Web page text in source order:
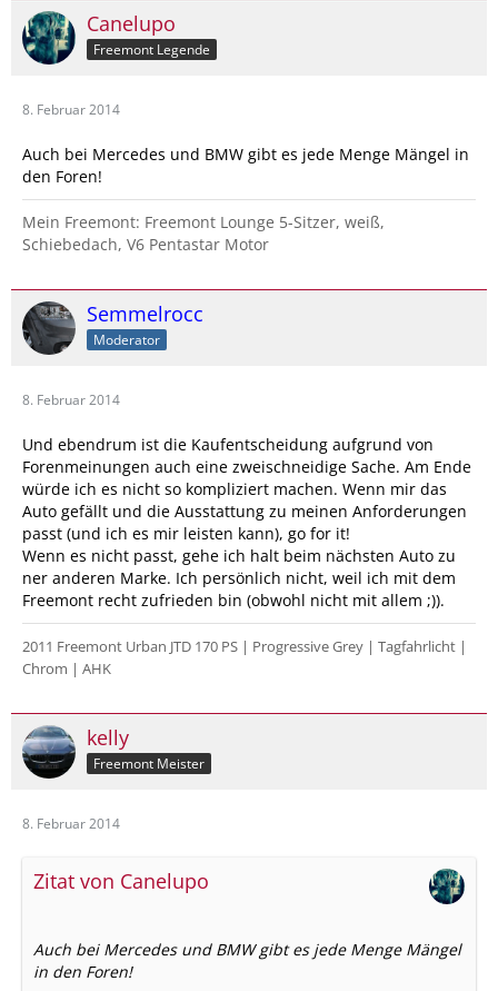
Canelupo
Freemont Legende
8. Februar 2014
Auch bei Mercedes und BMW gibt es jede Menge Mängel in
den Foren!
Mein Freemont: Freemont Lounge 5-Sitzer, weiß,
Schiebedach, V6 Pentastar Motor
Semmelrocc
Moderator
8. Februar 2014
Und ebendrum ist die Kaufentscheidung aufgrund von
Forenmeinungen auch eine zweischneidige Sache. Am Ende
würde ich es nicht so kompliziert machen. Wenn mir das
Auto gefällt und die Ausstattung zu meinen Anforderungen
passt (und ich es mir leisten kann), go for it!
Wenn es nicht passt, gehe ich halt beim nächsten Auto zu
ner anderen Marke. Ich persönlich nicht, weil ich mit dem
Freemont recht zufrieden bin (obwohl nicht mit allem ;)).
2011 Freemont Urban JTD 170 PS | Progressive Grey | Tagfahrlicht |
Chrom | AHK
kelly
Freemont Meister
8. Februar 2014
Zitat von Canelupo
Auch bei Mercedes und BMW gibt es jede Menge Mängel
in den Foren!